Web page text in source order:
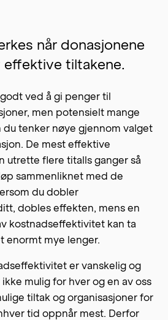
når donasjonene
tiltakene.
ved å gi penger til
men potensielt mange
du tenker nøye gjennom valget
De mest effektive
utrette flere titalls ganger så
sammenliknet med de
du dobler
dobles effekten, mens en
kostnadseffektivitet kan ta
enormt mye lenger.
er vanskelig og
mulig for hver og en av oss
tiltak og organisasjoner for
tid oppnår mest. Derfor